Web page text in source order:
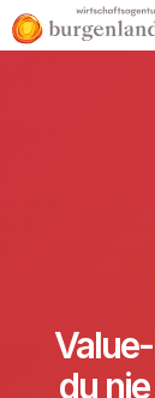
du